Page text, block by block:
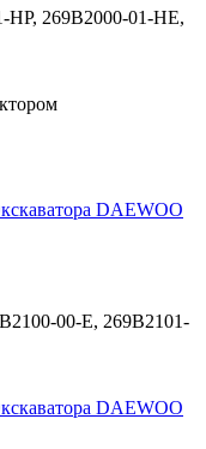
HP, 269B2000-01-HE,
00-E, 269B2101-